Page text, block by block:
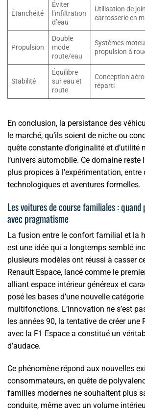
Étanchéité
Éviter
l’infiltration
d’eau
Utilisation de
carrosserie en
Propulsion
Double
mode
route/eau
Systèmes
propulsion à
Stabilité
Équilibre
sur eau et
route
Conception
réparti
En conclusion, la persistance des
le marché, qu’ils soient de niche ou
quête constante d’originalité et d’utilité
l’univers automobile. Ce domaine reste
plus propices à l’expérimentation, entre
technologiques et aventures formelles.
Les voitures de course familiales :
avec pragmatisme
La fusion entre le confort familial et la
est une idée qui a longtemps semblé
plusieurs modèles ont réussi à casser
Renault Espace, lancé comme le
alliant espace intérieur généreux et
posé les bases d’une nouvelle
multifonctions. L’innovation ne s’est
les années 90, la tentative de créer
avec la F1 Espace a constitué un
d’audace.
Ce phénomène répond aux nouvelles
consommateurs, en quête de
familles modernes ne souhaitent plus
conduite, même avec un volume